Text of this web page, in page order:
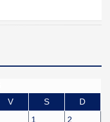
V S
D
1
2